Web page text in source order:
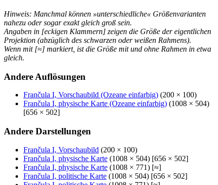
Hinweis: Manchmal können »unterschiedliche« Größenvarianten
nahezu oder sogar exakt gleich groß sein.
Angaben in [eckigen Klammern] zeigen die Größe der eigentlichen
Projektion (abzüglich des schwarzen oder weißen Rahmens).
Wenn mit [≈] markiert, ist die Größe mit und ohne Rahmen in etwa
gleich.
Andere Auflösungen
Frančula I, Vorschaubild (Ozeane einfarbig) (200 × 100)
Frančula I, physische Karte (Ozeane einfarbig) (1008 × 504)
[656 × 502]
Andere Darstellungen
Frančula I, Vorschaubild (200 × 100)
Frančula I, physische Karte (1008 × 504) [656 × 502]
Frančula I, physische Karte (1008 × 771) [≈]
Frančula I, politische Karte (1008 × 504) [656 × 502]